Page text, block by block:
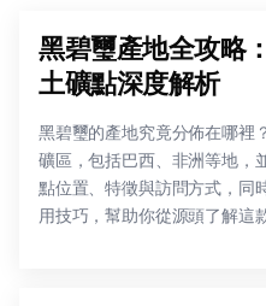
黑碧璽產地全攻略
土礦點深度解析
黑碧璽的產地究竟分佈在哪裡
礦區，包括巴西、非洲等地，
點位置、特徵與訪問方式，同
用技巧，幫助你從源頭了解這